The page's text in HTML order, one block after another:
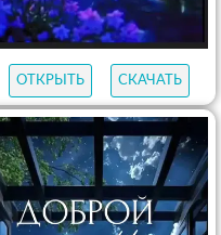
ОТКРЫТЬ СКАЧАТЬ